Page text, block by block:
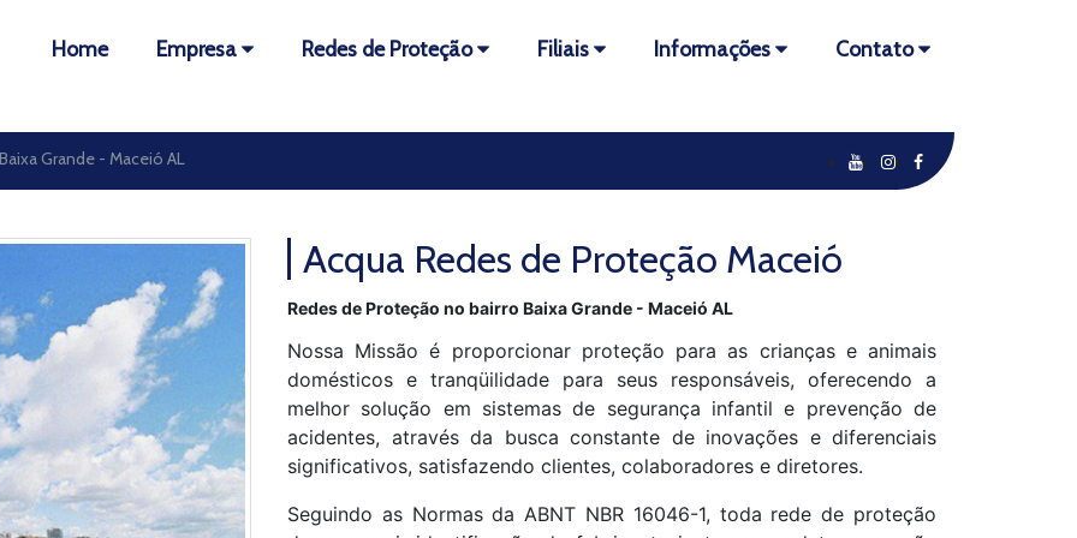
Home Empresa Redes de Proteção Filiais Informações Contato
Grande - Maceió AL
Acqua Redes de Proteção Maceió
Redes de Proteção no bairro Baixa Grande - Maceió AL
Nossa Missão é proporcionar proteção para as crianças e animais
domésticos e tranqüilidade para seus responsáveis, oferecendo a
melhor solução em sistemas de segurança infantil e prevenção de
acidentes, através da busca constante de inovações e diferenciais
significativos, satisfazendo clientes, colaboradores e diretores.
Seguindo as Normas da ABNT NBR 16046-1, toda rede de proteção